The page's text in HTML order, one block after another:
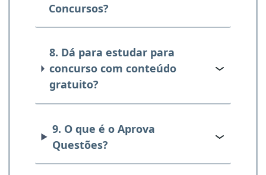
Concursos?
8. Dá para estudar para
concurso com conteúdo
gratuito?
9. O que é o Aprova
Questões?